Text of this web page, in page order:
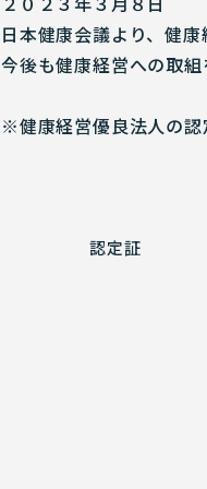
日本健康会議より、健
今後も健康経営への取組
※健康経営優良法人の認
認定証